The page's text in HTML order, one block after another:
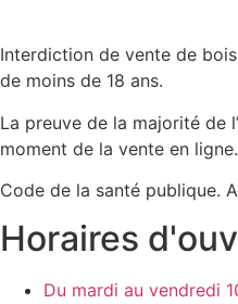
Interdiction de vente de
de moins de 18 ans.
La preuve de la majorité de
moment de la vente en ligne.
Code de la santé publique.
Horaires
Du mardi au vendredi